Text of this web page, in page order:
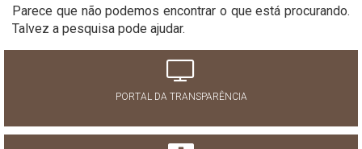
Parece que não podemos encontrar o que está procurando.
Talvez a pesquisa pode ajudar.
PORTAL DA TRANSPARÊNCIA